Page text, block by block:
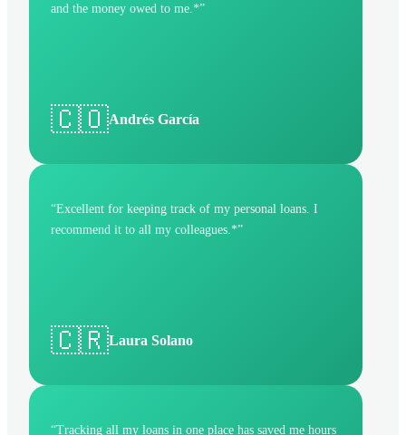
and the money owed to me.*”
🇨🇴Andrés García
“Excellent for keeping track of my personal loans. I
recommend it to all my colleagues.*”
🇨🇷Laura Solano
“Tracking all my loans in one place has saved me hours